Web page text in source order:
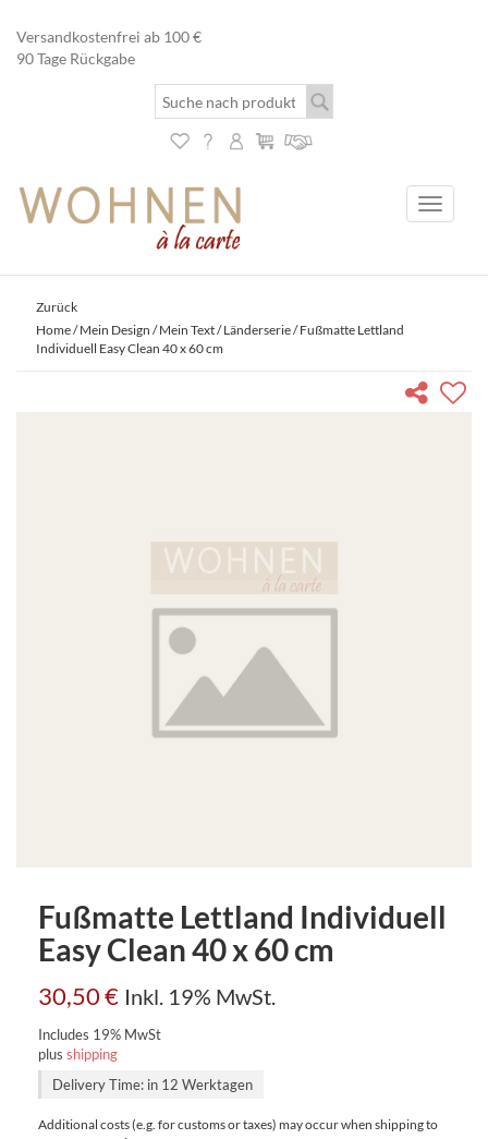
Versandkostenfrei ab 100 €
90 Tage Rückgabe
Toggle
Zurück
Home/Mein Design / Mein Text/Länderserie/ Fußmatte Lettland
Individuell Easy Clean 40 x 60 cm
Fußmatte Lettland Individuell
Easy Clean 40 x 60 cm
30,50€ Inkl. 19% MwSt.
Includes 19% MwSt
plus shipping
Delivery Time: in 12 Werktagen
Additional costs (e.g. for customs or taxes) may occur when shipping to